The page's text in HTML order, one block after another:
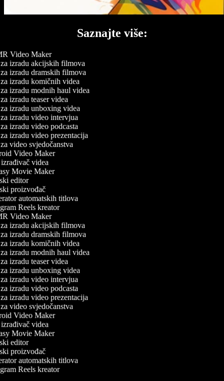
Saznajte više:
Video Maker
izradu akcijskih filmova
izradu dramskih filmova
izradu komičnih videa
izradu modnih haul videa
izradu teaser videa
izradu unboxing videa
izradu video intervjua
izradu video podcasta
izradu video prezentacija
video svjedočanstva
Video Maker
videa
Movie Maker
editor
proizvođač
automatskih titlova
Reels kreator
Video Maker
izradu akcijskih filmova
izradu dramskih filmova
izradu komičnih videa
izradu modnih haul videa
izradu teaser videa
izradu unboxing videa
izradu video intervjua
izradu video podcasta
izradu video prezentacija
video svjedočanstva
Video Maker
videa
Movie Maker
editor
proizvođač
automatskih titlova
Reels kreator